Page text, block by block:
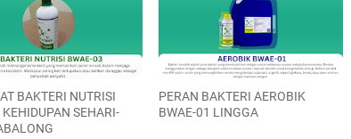
BAKTERI NUTRISI
SEHARI-
PERAN BAKTERI AEROBIK
BWAE-01 LINGGA